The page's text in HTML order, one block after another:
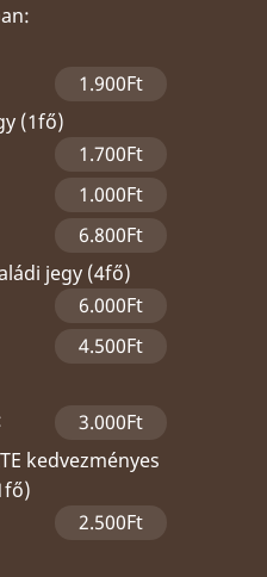
1.900Ft
(1fő)
1.700Ft
1.000Ft
6.800Ft
jegy (4fő)
6.000Ft
4.500Ft
3.000Ft
kedvezményes
2.500Ft